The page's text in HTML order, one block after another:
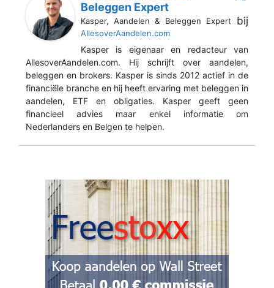
Beleggen Expert
Kasper, Aandelen & Beleggen Expert bij
AllesoverAandelen.com
Kasper is eigenaar en redacteur van
AllesoverAandelen.com. Hij schrijft over aandelen,
beleggen en brokers. Kasper is sinds 2012 actief in de
financiële branche en hij heeft ervaring met beleggen in
aandelen, ETF en obligaties. Kasper geeft geen
financieel advies maar enkel informatie om
Nederlanders en Belgen te helpen.